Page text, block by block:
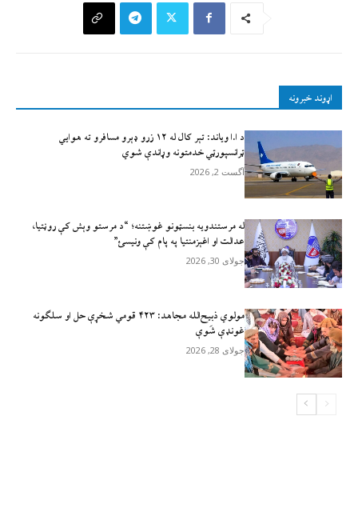
اړوند خبرونه
د ا.ا وياند: تېر کال له ۱۲ زرو ډېرو مسافرو ته هوايي
ټرانسپورټي خدمتونه وړاندې شوي
آگست 2, 2026
له مرستندویه بنسټونو غوښتنه؛ “د مرستو وېش کې روڼتیا،
عدالت او اغېزمنتیا په پام کې ونیسئ”
جولای 30, 2026
مولوي ذبيح‌الله مجاهد: ۴۲۳ قومي شخړې حل او سلګونه
غونډې شَوې
جولای 28, 2026